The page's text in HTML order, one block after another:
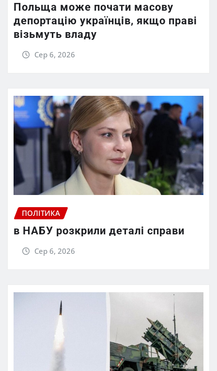
Польща може почати масову
депортацію українців, якщо праві
візьмуть владу
Сер 6, 2026
ПОЛІТИКА
в НАБУ розкрили деталі справи
Сер 6, 2026